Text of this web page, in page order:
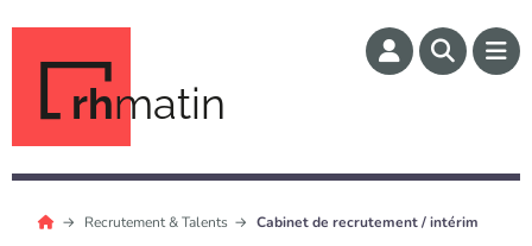
rhmatin
Recrutement & Talents Cabinet de recrutement / intérim